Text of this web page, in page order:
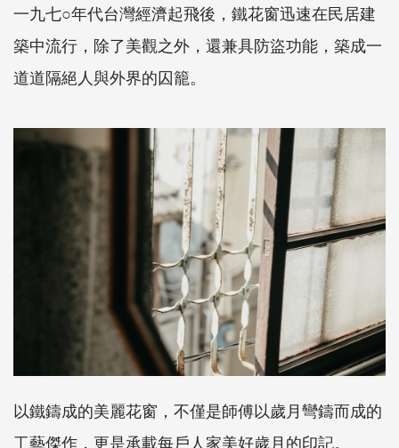
一九七○年代台灣經濟起飛後，鐵花窗迅速在民居建
築中流行，除了美觀之外，還兼具防盜功能，築成一
道道隔絕人與外界的囚籠。
以鐵鑄成的美麗花窗，不僅是師傅以歲月彎鑄而成的
工藝傑作，更是承載每戶人家美好歲月的印記。